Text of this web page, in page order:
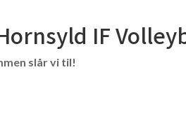
IF
slår vi til!